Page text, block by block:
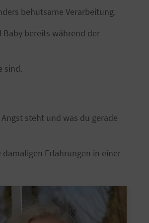
behutsame Verarbeitung.
bereits während der
sind.
steht und was du gerade
Erfahrungen in einer